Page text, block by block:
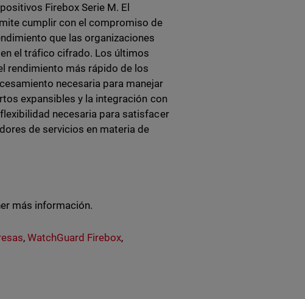
Firebox Serie M. El
cumplir con el compromiso de
que las organizaciones
el tráfico cifrado. Los últimos
rendimiento más rápido de los
necesaria para manejar
expansibles y la integración con
necesaria para satisfacer
de servicios en materia de
más información.
,WatchGuard Firebox,